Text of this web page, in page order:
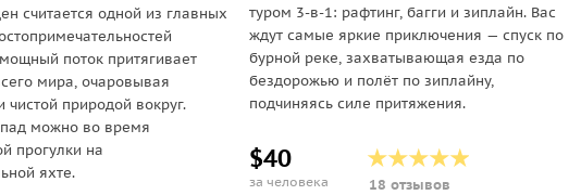
считается одной из главных
поток притягивает
мира, очаровывая
природой вокруг.
можно во время
прогулки на
яхте.
туром 3-в-1: рафтинг, багги и зиплайн. Вас
ждут самые яркие приключения — спуск по
бурной реке, захватывающая езда по
бездорожью и полёт по зиплайну,
подчиняясь силе притяжения.
$40
за человека 18 отзывов